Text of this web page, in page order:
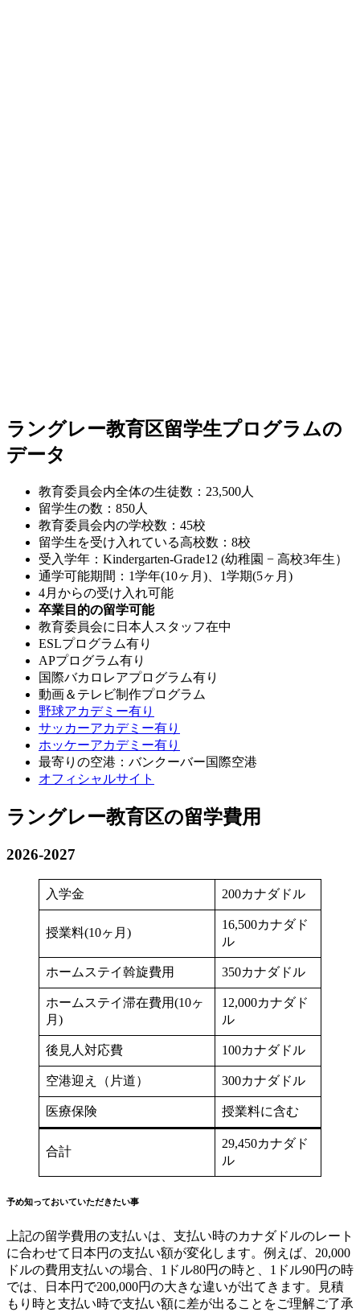
ラングレー教育区留学生プログラムの
データ
教育委員会内全体の生徒数：23,500人
留学生の数：850人
教育委員会内の学校数：45校
留学生を受け入れている高校数：8校
受入学年：Kindergarten-Grade12 (幼稚園 − 高校3年生）
通学可能期間：1学年(10ヶ月)、1学期(5ヶ月)
4月からの受け入れ可能
卒業目的の留学可能
教育委員会に日本人スタッフ在中
ESLプログラム有り
APプログラム有り
国際バカロレアプログラム有り
動画＆テレビ制作プログラム
野球アカデミー有り
サッカーアカデミー有り
ホッケーアカデミー有り
最寄りの空港：バンクーバー国際空港
オフィシャルサイト
ラングレー教育区の留学費用
2026-2027
入学金 200カナダドル
授業料(10ヶ月)
16,500カナダド
ル
ホームステイ斡旋費用 350カナダドル
ホームステイ滞在費用(10ヶ
月)
12,000カナダド
ル
後見人対応費 100カナダドル
空港迎え（片道） 300カナダドル
医療保険 授業料に含む
合計
29,450カナダド
ル
予め知っておいていただきたい事
上記の留学費用の支払いは、支払い時のカナダドルのレート
に合わせて日本円の支払い額が変化します。例えば、20,000
ドルの費用支払いの場合、1ドル80円の時と、1ドル90円の時
では、日本円で200,000円の大きな違いが出てきます。見積
もり時と支払い時で支払い額に差が出ることをご理解ご了承